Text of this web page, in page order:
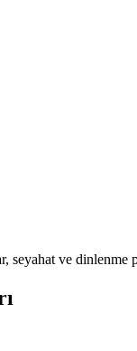
ve dinlenme